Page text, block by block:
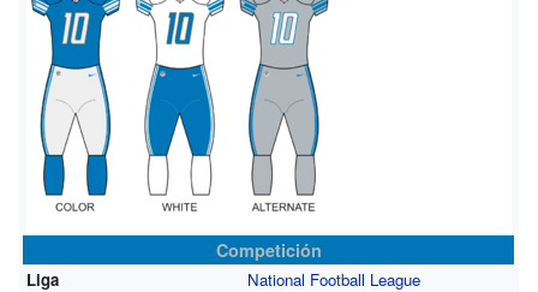
Competición
Liga
National Football League